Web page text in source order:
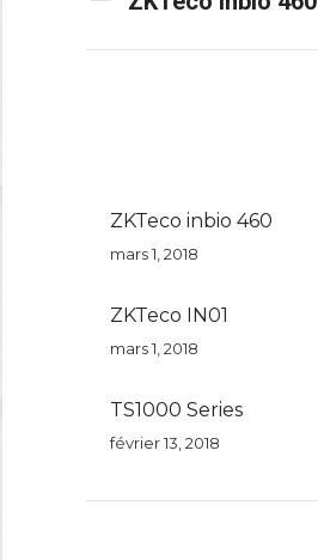
commentaire
ZKTeco inbio 460
mars 1, 2018
ZKTeco IN01
mars 1, 2018
TS1000 Series
février 13, 2018